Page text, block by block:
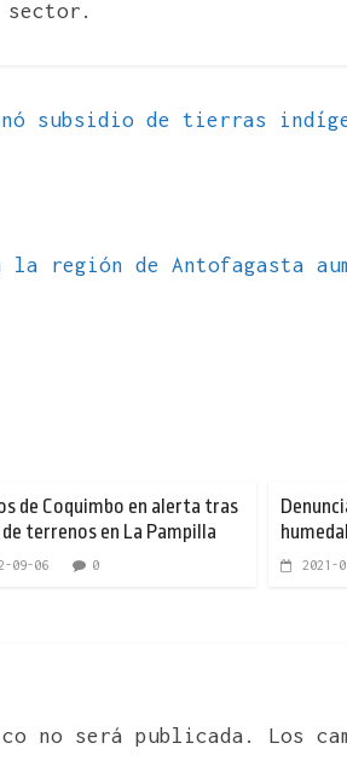
sector.
subsidio de tierras
región de Antofagasta
de Coquimbo en alerta tras
terrenos en La Pampilla
09-06 0 2021-
no será publicada.
Los